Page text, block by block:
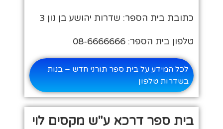
כתובת בית הספר: שדרות יהושע בן נון 3
טלפון בית הספר: 08-6666666
לכל המידע על בית ספר תורני חדש – בנות
בשדרות טלפון
בית ספר דרכא ע"ש מקסים לוי